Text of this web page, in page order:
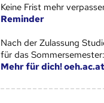
Keine Frist mehr
Reminder
Nach der Zulassung
für das
Mehr für dich!